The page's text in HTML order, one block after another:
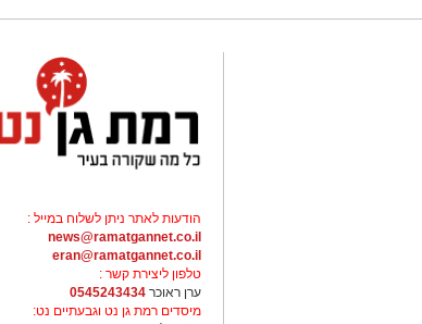
הודעות לאתר ניתן לשלוח במייל :
news@ramatgannet.co.il
eran@ramatgannet.co.il
טלפון ליצירת קשר :
ערן ראוכר 0545243434
מיסדים רמת גן נט וגבעתיים נט: